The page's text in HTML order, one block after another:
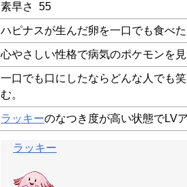
素早さ
55
ハピナスが生んだ卵を一口でも食べ
心やさしい性格で病気のポケモンを
一口でも口にしたならどんな人でも
む。
ラッキーのなつき度が高い状態でLV
ラッキー